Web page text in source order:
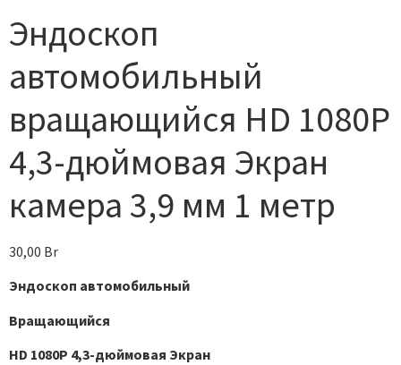
Эндоскоп
автомобильный
вращающийся HD 1080P
4,3-дюймовая Экран
камера 3,9 мм 1 метр
30,00 Br
Эндоскоп автомобильный
Вращающийся
HD 1080P 4,3-дюймовая Экран